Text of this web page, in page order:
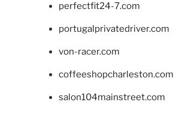
perfectfit24-7.com
portugalprivatedriver.com
von-racer.com
coffeeshopcharleston.com
salon104mainstreet.com